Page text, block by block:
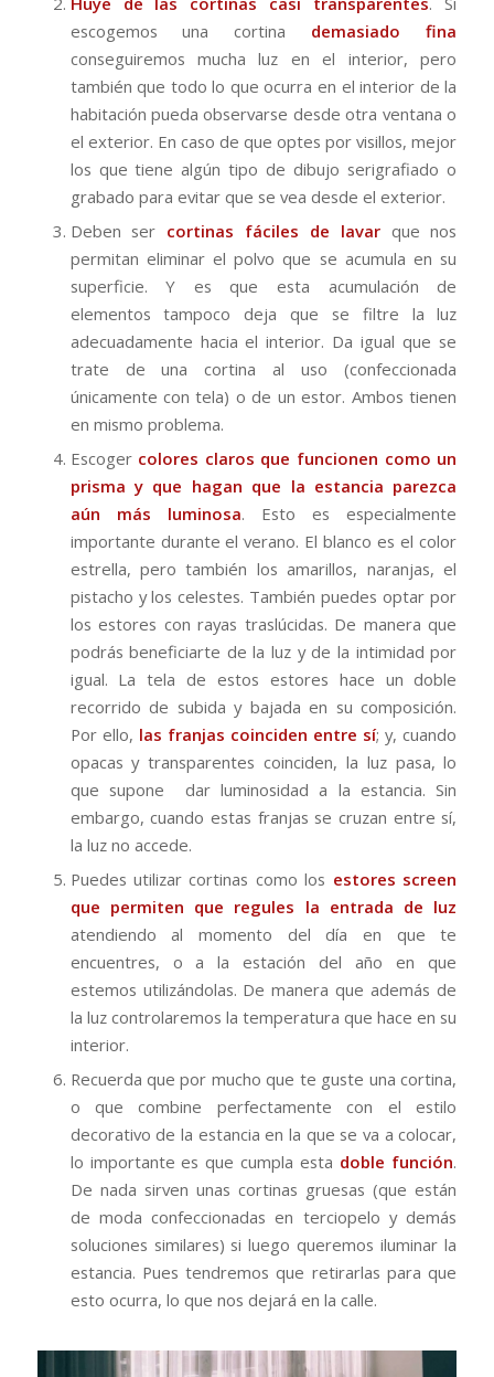
escogemos una cortina demasiado fina
conseguiremos mucha luz en el interior, pero
también que todo lo que ocurra en el interior de la
habitación pueda observarse desde otra ventana o
el exterior. En caso de que optes por visillos, mejor
los que tiene algún tipo de dibujo serigrafiado o
grabado para evitar que se vea desde el exterior.
Deben ser cortinas fáciles de lavarque nos
permitan eliminar el polvo que se acumula en su
superficie. Y es que esta acumulación de
elementos tampoco deja que se filtre la luz
adecuadamente hacia el interior. Da igual que se
trate de una cortina al uso (confeccionada
únicamente con tela) o de un estor. Ambos tienen
en mismo problema.
Escoger colores claros que funcionen como un
prisma y que hagan que la estancia parezca
aún más luminosa. Esto es especialmente
importante durante el verano. El blanco es el color
estrella, pero también los amarillos, naranjas, el
pistacho y los celestes. También puedes optar por
los estores con rayas traslúcidas. De manera que
podrás beneficiarte de la luz y de la intimidad por
igual. La tela de estos estores hace un doble
recorrido de subida y bajada en su composición.
Por ello, las franjas coinciden entre sí; y, cuando
opacas y transparentes coinciden, la luz pasa, lo
que supone dar luminosidad a la estancia. Sin
embargo, cuando estas franjas se cruzan entre sí,
la luz no accede.
Puedes utilizar cortinas como los estores screen
que permiten que regules la entrada de luz
atendiendo al momento del día en que te
encuentres, o a la estación del año en que
estemos utilizándolas. De manera que además de
la luz controlaremos la temperatura que hace en su
interior.
Recuerda que por mucho que te guste una cortina,
o que combine perfectamente con el estilo
decorativo de la estancia en la que se va a colocar,
lo importante es que cumpla esta doble función.
De nada sirven unas cortinas gruesas (que están
de moda confeccionadas en terciopelo y demás
soluciones similares) si luego queremos iluminar la
estancia. Pues tendremos que retirarlas para que
esto ocurra, lo que nos dejará en la calle.